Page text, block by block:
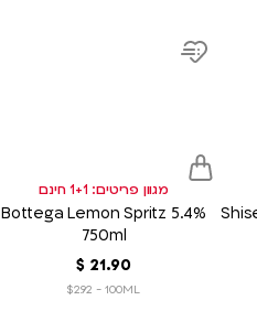
Add
מגוון פריטים: 1+1 חינם
Bottega Lemon Spritz 5.4%
750ml
21.90
$
$2.92 - 100ML